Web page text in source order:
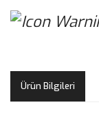
Ürün Bilgileri